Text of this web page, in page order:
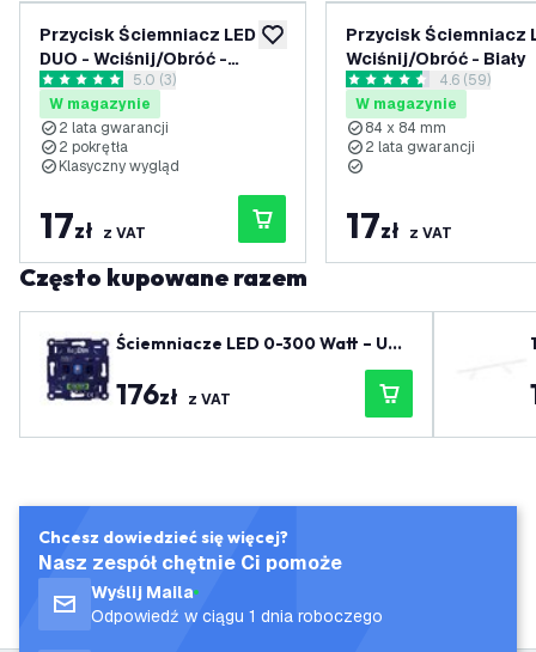
dodaj do listy życzeń
Przycisk Ściemniacz LED
DUO - Wciśnij/Obróć -
Czarny otwórz panel recenzji
5 Gwiazdki oceny
5.0 (3)
W magazynie
2 lata gwarancji
2 pokrętła
Klasyczny wygląd
17zł z VAT
Przycisk Ściemniacz
Wciśnij/Obróć - Biały
otwórz
4.6 Gwiazdki oceny
4.6 (59)
W magazynie
84 x 84 mm
2 lata gwarancji
17zł z VAT
Często kupowane razem
Ściemniacze LED 0-300 Watt – Uni
176zł z VAT
Chcesz dowiedzieć się więcej?
Nasz zespół chętnie Ci pomoże
Wyślij Maila
Odpowiedź w ciągu 1 dnia roboczego